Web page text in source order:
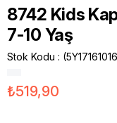
8742 Kids
7-10 Yaş
Stok Kodu
₺519,90